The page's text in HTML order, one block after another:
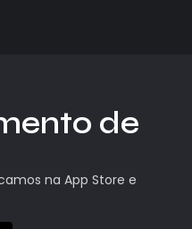
de
na App Store e